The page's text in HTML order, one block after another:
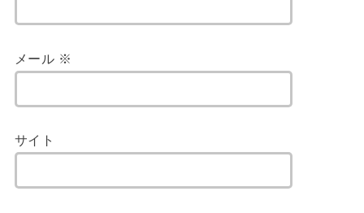
メール ※
サイト